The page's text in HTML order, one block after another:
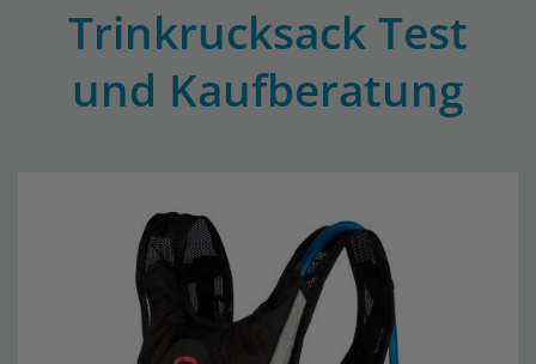
Trinkrucksack Test
und Kaufberatung